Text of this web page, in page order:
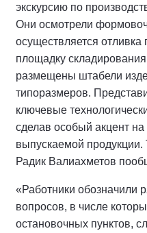
экскурсию по
Они осмотрели
осуществляется отливка
площадку
размещены штабели
типоразмеров.
ключевые
сделав особый акцент на
выпускаемой
Радик Валиахметов
«Работники обозначили
вопросов, в числе
остановочных пунктов,